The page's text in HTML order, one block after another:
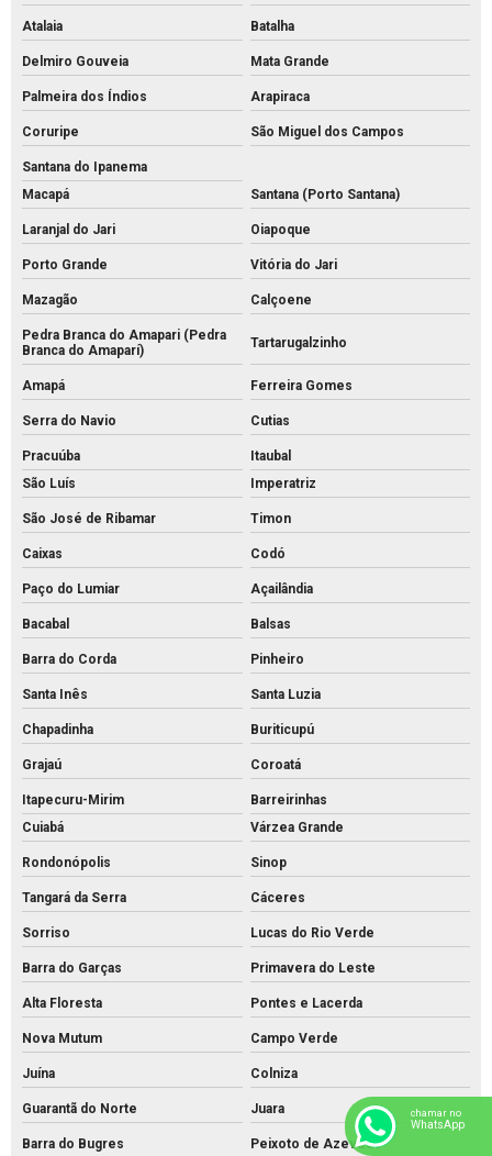
Atalaia Batalha
Delmiro Gouveia Mata Grande
Palmeira dos Índios Arapiraca
Coruripe São Miguel dos Campos
Santana do Ipanema
Macapá
Santana (Porto Santana)
Laranjal do Jari Oiapoque
Porto Grande Vitória do Jari
Mazagão Calçoene
Pedra Branca do Amapari (Pedra
Branca do Amaparí)
Tartarugalzinho
Amapá Ferreira Gomes
Serra do Navio Cutias
Pracuúba
Itaubal
São Luís
Imperatriz
São José de Ribamar Timon
Caixas Codó
Paço do Lumiar Açailândia
Bacabal Balsas
Barra do Corda Pinheiro
Santa Inês Santa Luzia
Chapadinha Buriticupú
Grajaú Coroatá
Itapecuru-Mirim
Barreirinhas
Cuiabá
Várzea Grande
Rondonópolis Sinop
Tangará da Serra Cáceres
Sorriso Lucas do Rio Verde
Barra do Garças Primavera do Leste
Alta Floresta Pontes e Lacerda
Nova Mutum Campo Verde
Juína Colniza
Guarantã do Norte Juara
Barra do Bugres Peixoto de Azevedo
chamar no
WhatsApp